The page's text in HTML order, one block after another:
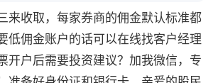
来收取，每家券商的佣金默认标准都
低佣金账户的话可以在线找客户经理
开户后需要投资建议？加我微信，专